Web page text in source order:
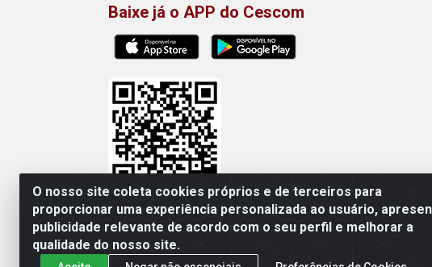
O nosso site coleta cookies próprios e de terceiros para
proporcionar uma experiência personalizada ao usuário,
publicidade relevante de acordo com o seu perfil e melhorar a
qualidade do nosso site.
Baixe já o APP do Cescom
Cescom Distribuidor - Rodovia BR 101,